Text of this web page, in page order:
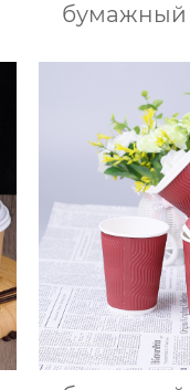
бумажный